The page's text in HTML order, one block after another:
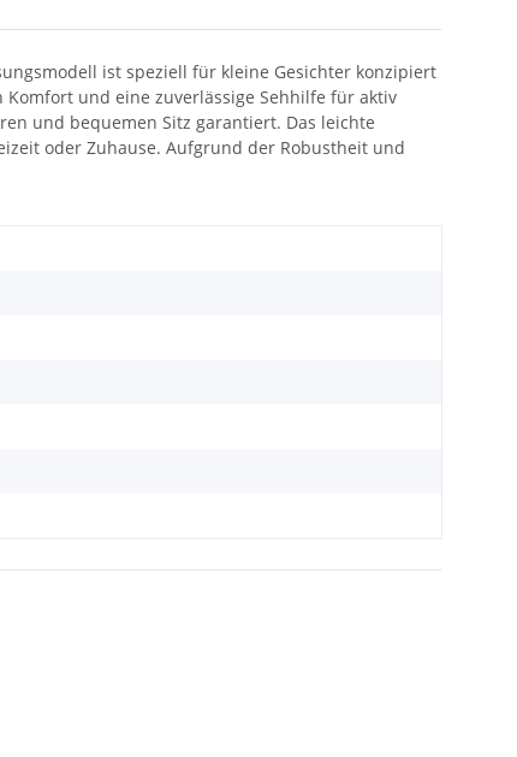
ist speziell für kleine Gesichter konzipiert
und eine zuverlässige Sehhilfe für aktiv
und bequemen Sitz garantiert. Das leichte
oder Zuhause. Aufgrund der Robustheit und